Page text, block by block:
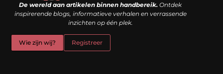
De wereld aan artikelen binnen handbereik. Ontdek
inspirerende blogs, informatieve verhalen en verrassende
inzichten op één plek.
Wie zijn wij? Registreer